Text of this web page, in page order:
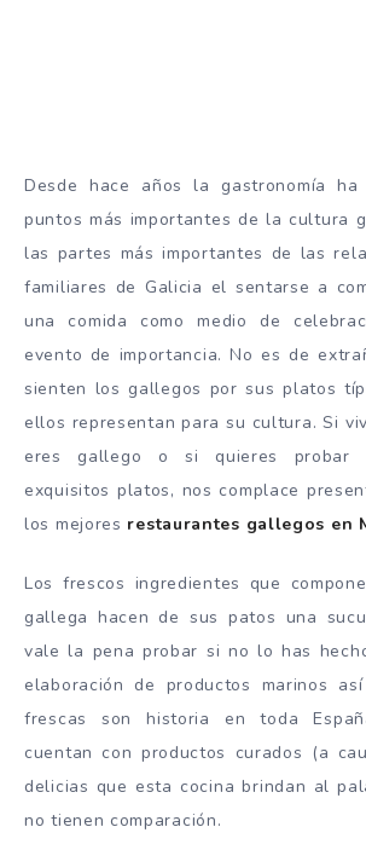
Desde hace años la gastronomía
puntos más importantes de la cultura
las partes más importantes de las
familiares de Galicia el sentarse a
una comida como medio de
evento de importancia. No es de
sienten los gallegos por sus platos
ellos representan para su cultura. Si
eres gallego o si quieres probar
exquisitos platos, nos complace
los mejores restaurantes gallegos en
Los frescos ingredientes que
gallega hacen de sus patos una
vale la pena probar si no lo has
elaboración de productos marinos
frescas son historia en toda
cuentan con productos curados (a
delicias que esta cocina brindan al
no tienen comparación.